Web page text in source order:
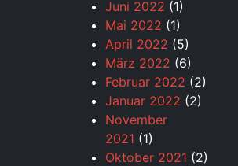
Juni 2022 (1)
Mai 2022 (1)
April 2022 (5)
März 2022 (6)
Februar 2022 (2)
Januar 2022 (2)
November
2021 (1)
Oktober 2021 (2)